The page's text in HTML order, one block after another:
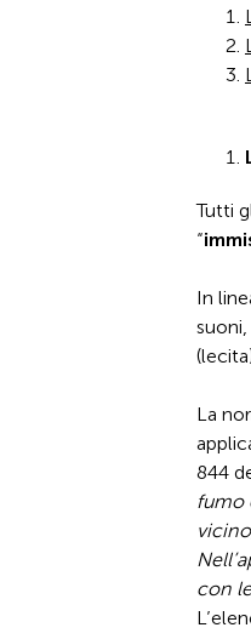
Tutti
“
In
La
844
fumo
con